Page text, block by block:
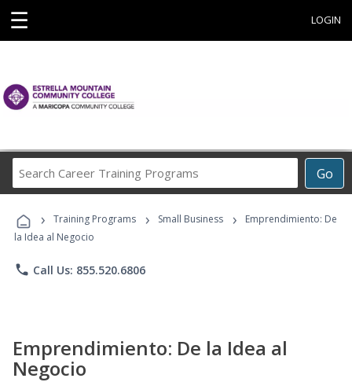
☰ LOGIN
Go
Career
Programs
› Training Programs › Small Business ›
Emprendimiento: De
la Idea al Negocio
phone Call Us: 855.520.6806
Emprendimiento: De la Idea al
Negocio